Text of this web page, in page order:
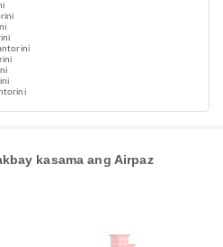
kasama ang Airpaz